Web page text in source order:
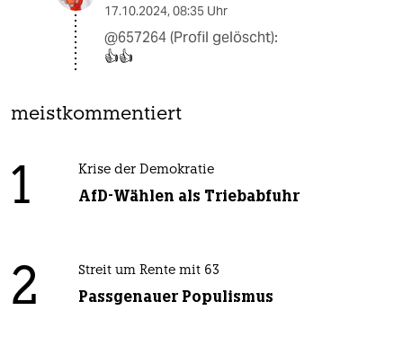
17.10.2024, 08:35 Uhr
@657264 (Profil gelöscht):
👍👍
meistkommentiert
1 Krise der Demokratie
AfD-Wählen als Triebabfuhr
2 Streit um Rente mit 63
Passgenauer Populismus